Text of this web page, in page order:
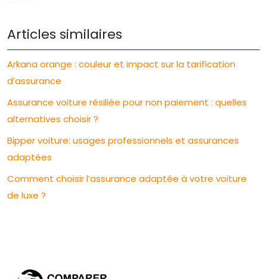
Articles similaires
Arkana orange : couleur et impact sur la tarification
d’assurance
Assurance voiture résiliée pour non paiement : quelles
alternatives choisir ?
Bipper voiture: usages professionnels et assurances
adaptées
Comment choisir l’assurance adaptée à votre voiture
de luxe ?